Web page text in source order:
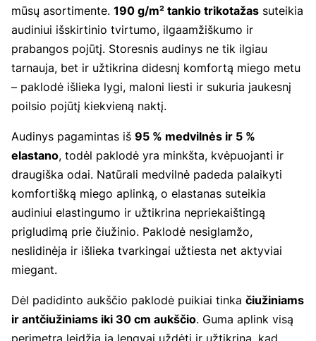
mūsų asortimente. 190 g/m² tankio trikotažas suteikia
audiniui išskirtinio tvirtumo, ilgaamžiškumo ir
prabangos pojūtį. Storesnis audinys ne tik ilgiau
tarnauja, bet ir užtikrina didesnį komfortą miego metu
– paklodė išlieka lygi, maloni liesti ir sukuria jaukesnį
poilsio pojūtį kiekvieną naktį.
Audinys pagamintas iš 95 % medvilnės ir 5 %
elastano, todėl paklodė yra minkšta, kvėpuojanti ir
draugiška odai. Natūrali medvilnė padeda palaikyti
komfortišką miego aplinką, o elastanas suteikia
audiniui elastingumo ir užtikrina nepriekaištingą
prigludimą prie čiužinio. Paklodė nesiglamžo,
neslidinėja ir išlieka tvarkingai užtiesta net aktyviai
miegant.
Dėl padidinto aukščio paklodė puikiai tinka čiužiniams
ir antčiužiniams iki 30 cm aukščio. Guma aplink visą